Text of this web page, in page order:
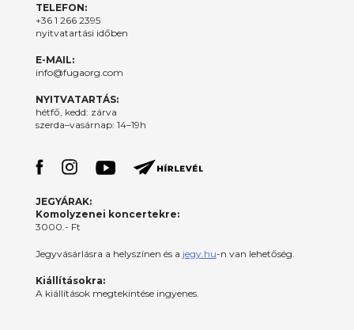
TELEFON:
+36 1 266 2395
nyitvatartási időben
E-MAIL:
info@fugaorg.com
NYITVATARTÁS:
hétfő, kedd: zárva
szerda–vasárnap: 14–19h
JEGYÁRAK:
Komolyzenei koncertekre:
3000.- Ft
Jegyvásárlásra a helyszínen és a jegy.hu-n van lehetőség.
Kiállításokra:
A kiállítások megtekintése ingyenes.